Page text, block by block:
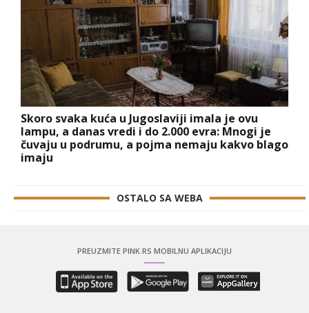
Skoro svaka kuća u Jugoslaviji imala je ovu
lampu, a danas vredi i do 2.000 evra: Mnogi je
čuvaju u podrumu, a pojma nemaju kakvo blago
imaju
OSTALO SA WEBA
PREUZMITE PINK.RS MOBILNU APLIKACIJU